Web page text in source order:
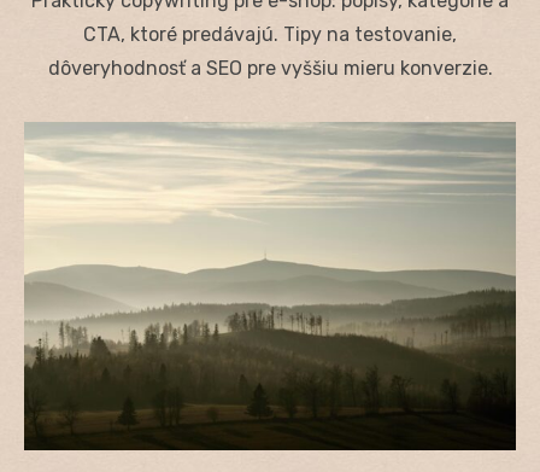
CTA, ktoré predávajú. Tipy na testovanie,
dôveryhodnosť a SEO pre vyššiu mieru konverzie.